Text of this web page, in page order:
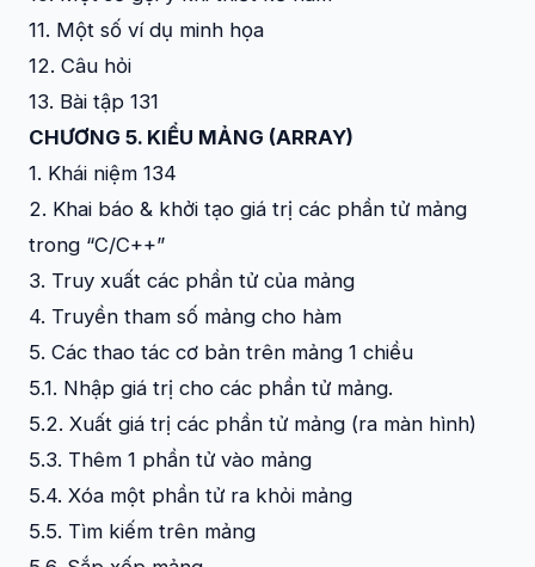
11. Một số ví dụ minh họa
12. Câu hỏi
13. Bài tập 131
CHƯƠNG 5. KIỂU MẢNG (ARRAY)
1. Khái niệm 134
2. Khai báo & khởi tạo giá trị các phần tử mảng
trong “C/C++”
3. Truy xuất các phần tử của mảng
4. Truyền tham số mảng cho hàm
5. Các thao tác cơ bản trên mảng 1 chiều
5.1. Nhập giá trị cho các phần tử mảng.
5.2. Xuất giá trị các phần tử mảng (ra màn hình)
5.3. Thêm 1 phần tử vào mảng
5.4. Xóa một phần tử ra khỏi mảng
5.5. Tìm kiếm trên mảng